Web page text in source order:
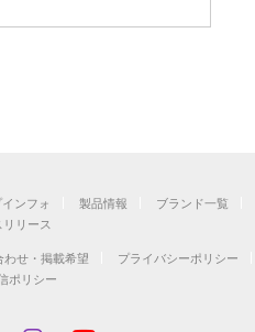
ンフォ 製品情報
ブランド一覧
リース
わせ・掲載希望
プライバシーポリシー
ポリシー